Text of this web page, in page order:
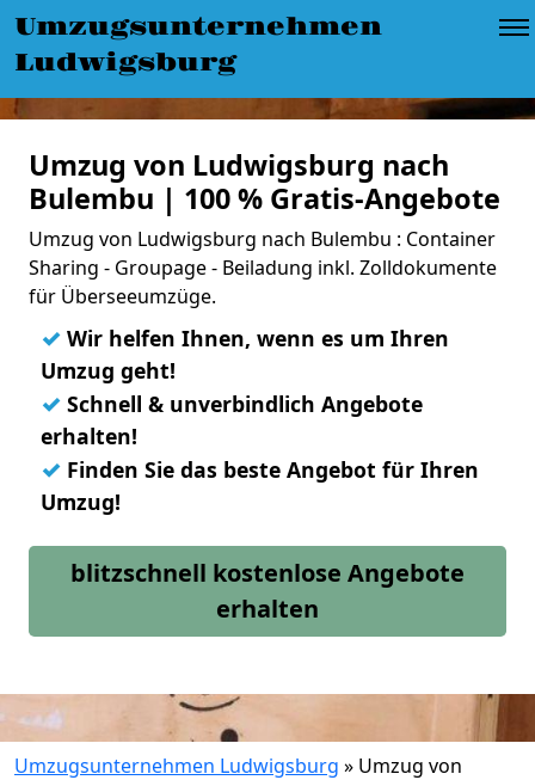
Umzugsunternehmen
Ludwigsburg
Umzug von Ludwigsburg nach
Bulembu | 100 % Gratis-Angebote
Umzug von Ludwigsburg nach Bulembu : Container
Sharing - Groupage - Beiladung inkl. Zolldokumente
für Überseeumzüge.
✓ Wir helfen Ihnen, wenn es um Ihren
Umzug geht!
✓ Schnell & unverbindlich Angebote
erhalten!
✓ Finden Sie das beste Angebot für Ihren
Umzug!
blitzschnell kostenlose Angebote
erhalten
Umzugsunternehmen Ludwigsburg » Umzug von